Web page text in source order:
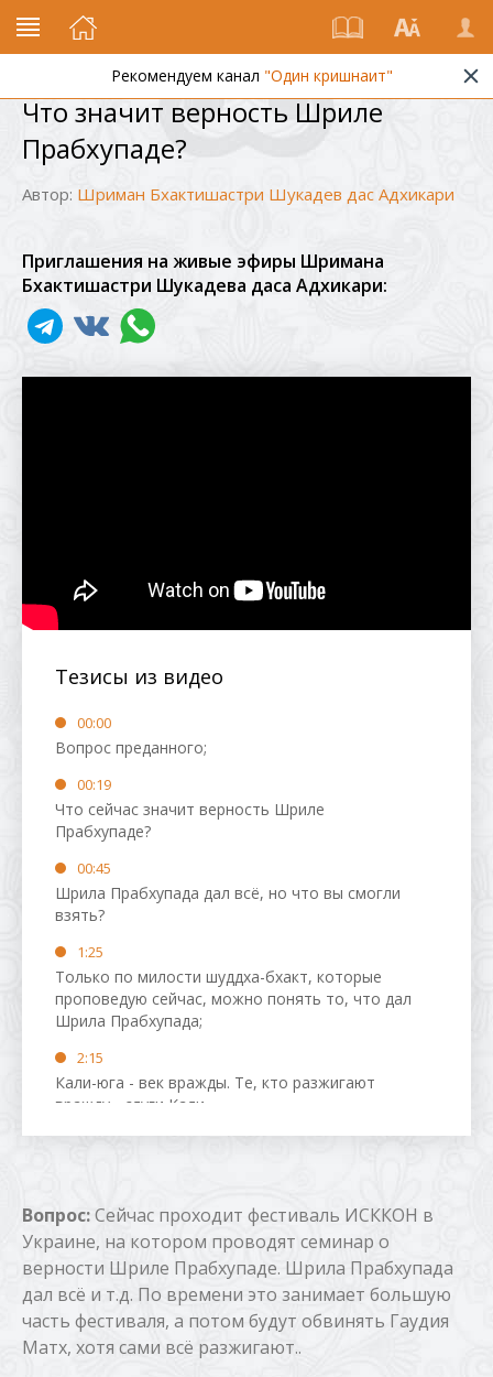
Рекомендуем канал"Один кришнаит"
Что значит верность Шриле
Прабхупаде?
Автор: Шриман Бхактишастри Шукадев дас Адхикари
Приглашения на живые эфиры Шримана
Бхактишастри Шукадева даса Адхикари:
Тезисы из видео
00:00
Вопрос преданного;
00:19
Что сейчас значит верность Шриле
Прабхупаде?
00:45
Шрила Прабхупада дал всё, но что вы смогли
взять?
1:25
Только по милости шуддха-бхакт, которые
проповедую сейчас, можно понять то, что дал
Шрила Прабхупада;
2:15
Кали-юга - век вражды. Те, кто разжигают
вражду - слуги Кали.
3:05
3:15
Нужно служить вайшнаву, чтобы понять то,
что сказано в Бхагавад-гите, в том числе и в
комментариях Шрилы Прабхупады;
4:20
Идея всех Вед - знание должно быть услышано
Вопрос:Сейчас проходит фестиваль ИСККОН в
Украине, на котором проводят семинар о
верности Шриле Прабхупаде. Шрила Прабхупада
дал всё и т.д. По времени это занимает большую
часть фестиваля, а потом будут обвинять Гаудия
Матх, хотя сами всё разжигают..